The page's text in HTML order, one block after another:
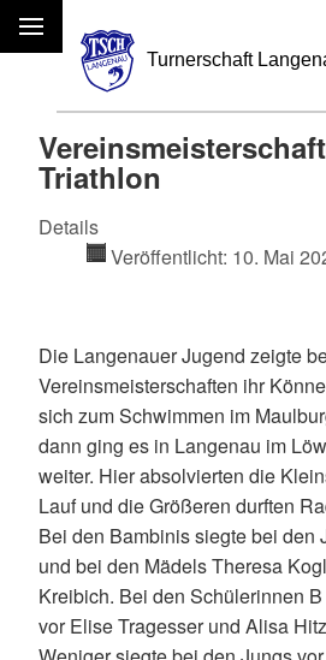
Menü
Triathlon
Details
Veröffentlicht: 10. Mai
Die Langenauer Jugend zeigte
Vereinsmeisterschaften ihr
sich zum Schwimmen im
dann ging es in Langenau im
weiter. Hier absolvierten die
Lauf und die Größeren durften
Bei den Bambinis siegte bei den
und bei den Mädels Theresa
Kreibich. Bei den Schülerinnen
vor Elise Tragesser und Alisa